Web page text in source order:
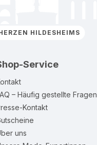
HILDESHEIMS
Service
– Häufig gestellte Fragen
Kontakt
uns